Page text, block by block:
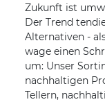
Zukunft ist
Der Trend
Alternativen -
wage einen
um: Unser
nachhaltigen
Tellern,